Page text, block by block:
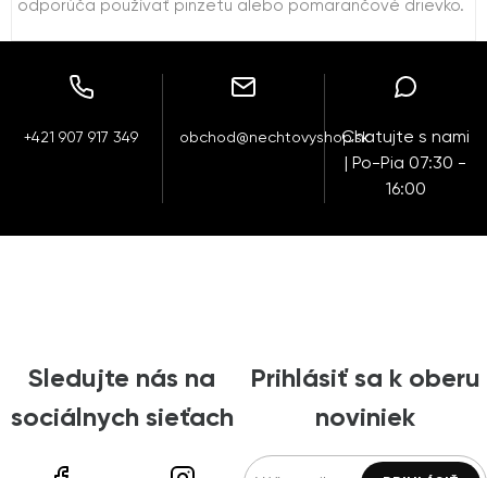
odporúča používať pinzetu alebo pomarančové drievko.
+421 907 917 349 obchod@nechtovyshop.skChatujte s nami
| Po-Pia 07:30 -
16:00
Sledujte nás na
sociálnych sieťach
Prihlásiť sa k oberu
noviniek